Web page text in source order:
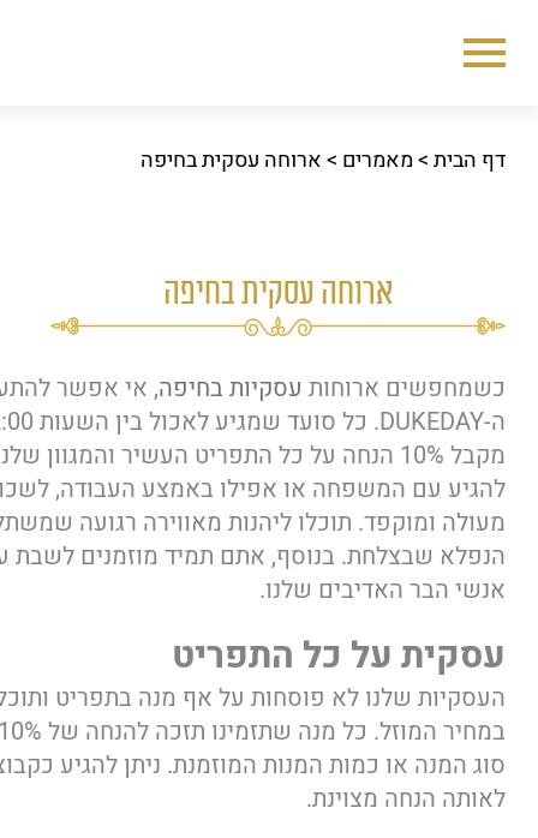
דף הבית
גיפטקארד
מאמרים
צור קשר
דף הבית>מאמרים >ארוחה עסקית בחיפה
ארוחה עסקית בחיפה
כשמחפשים ארוחות עסקיות בחיפה, אי אפשר
מקבל 10% הנחה על כל התפריט העשיר
להגיע עם המשפחה או אפילו באמצע העבודה,
מעולה ומוקפד. תוכלו ליהנות מאווירה רגועה
הנפלא שבצלחת. בנוסף, אתם תמיד מוזמנים
אנשי הבר האדיבים שלנו.
עסקית על כל התפריט
העסקיות שלנו לא פוסחות על אף מנה בתפריט
סוג המנה או כמות המנות המוזמנת. ניתן להגיע
לאותה הנחה מצוינת.